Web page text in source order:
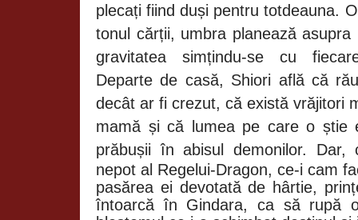
plecați fiind duși pentru totdeauna.
tonul cărții, umbra planează
gravitatea simțindu-se cu
Departe de casă, Shiori află că
decât ar fi crezut, că există vrăjitori
mamă și că lumea pe care o știe
prăbușii în abisul demonilor. Dar,
nepot al Regelui-Dragon, ce-i cam
pasărea ei devotată de hârtie,
întoarcă în Gindara, ca să rupă